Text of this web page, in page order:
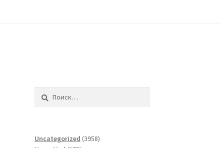
Uncategorized 39583958